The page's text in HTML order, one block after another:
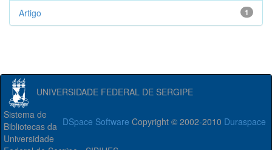
1
Artigo
UNIVERSIDADE FEDERAL DE SERGIPE
DSpace Software Copyright © 2002-2010 Duraspace
Sistema de
Bibliotecas da
Universidade